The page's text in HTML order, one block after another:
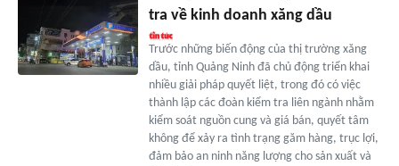
tra về kinh doanh xăng dầu
Trước những biến động của thị trường xăng
dầu, tỉnh Quảng Ninh đã chủ động triển khai
nhiều giải pháp quyết liệt, trong đó có việc
thành lập các đoàn kiểm tra liên ngành nhằm
kiểm soát nguồn cung và giá bán, quyết tâm
không để xảy ra tình trạng găm hàng, trục lợi,
đảm bảo an ninh năng lượng cho sản xuất và